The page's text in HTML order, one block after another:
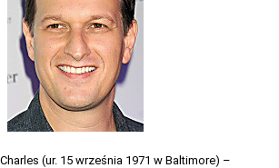
(ur. 15 września 1971 w Baltimore) –